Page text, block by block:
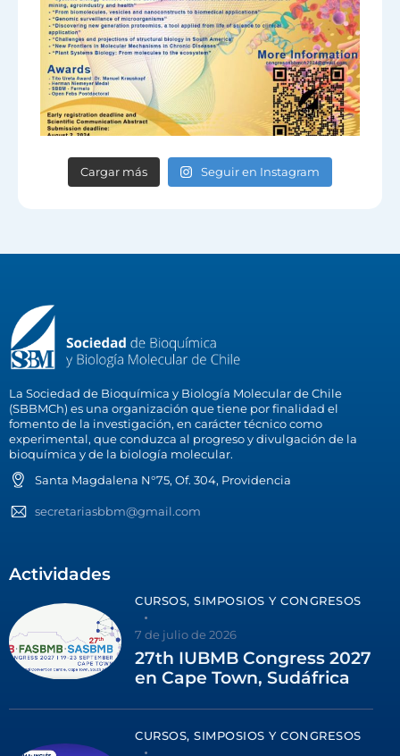
Cargar más Seguir en Instagram
La Sociedad de Bioquímica y Biología Molecular de Chile
(SBBMCh) es una organización que tiene por finalidad el
fomento de la investigación, en carácter técnico como
experimental, que conduzca al progreso y divulgación de la
bioquímica y de la biología molecular.
Santa Magdalena N°75, Of. 304, Providencia
secretariasbbm@gmail.com
Actividades
CURSOS, SIMPOSIOS Y CONGRESOS
7 de julio de 2026
27th IUBMB Congress 2027
en Cape Town, Sudáfrica
CURSOS, SIMPOSIOS Y CONGRESOS